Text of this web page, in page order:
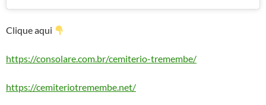
Clique aqui
https://consolare.com.br/cemiterio-tremembe/
https://cemiteriotremembe.net/